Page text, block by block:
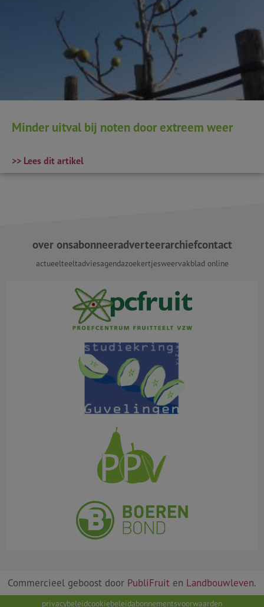
Minder uitval bij noten door extreem weer
>> Lees dit artikel
over onsabonneeradverteerarchiefcontact
actueelteeltadviesagendazoekertjesweervakblad online
Commercieel geboost door PubliFruit en Landbouwleven.
privacybeleidcookiebeleidabonnementsvoorwaarden